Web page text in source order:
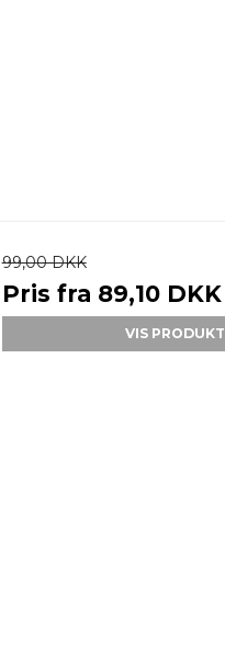
99,00 DKK
Pris fra 89,10 DKK
VIS PRODUKT